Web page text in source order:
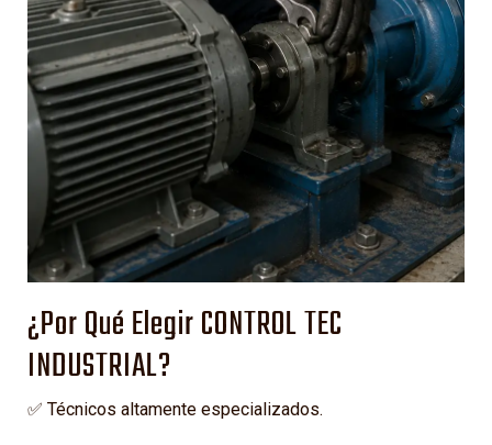
¿Por Qué Elegir CONTROL TEC
INDUSTRIAL?
✅ Técnicos altamente especializados.